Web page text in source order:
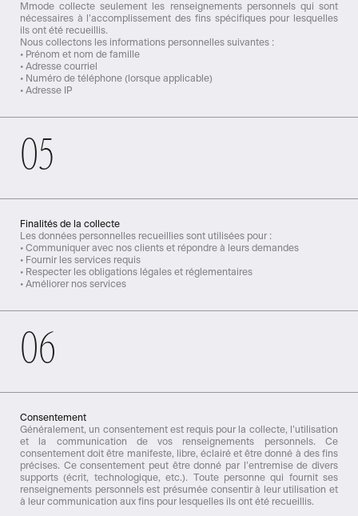
Mmode collecte seulement les renseignements personnels qui sont
nécessaires à l’accomplissement des fins spécifiques pour lesquelles
ils ont été recueillis.
Nous collectons les informations personnelles suivantes :
• Prénom et nom de famille
• Adresse courriel
• Numéro de téléphone (lorsque applicable)
• Adresse IP
05
Finalités de la collecte
Les données personnelles recueillies sont utilisées pour :
• Communiquer avec nos clients et répondre à leurs demandes
• Fournir les services requis
• Respecter les obligations légales et réglementaires
• Améliorer nos services
06
Consentement
Généralement, un consentement est requis pour la collecte, l’utilisation
et la communication de vos renseignements personnels. Ce
consentement doit être manifeste, libre, éclairé et être donné à des fins
précises. Ce consentement peut être donné par l’entremise de divers
supports (écrit, technologique, etc.). Toute personne qui fournit ses
renseignements personnels est présumée consentir à leur utilisation et
à leur communication aux fins pour lesquelles ils ont été recueillis.